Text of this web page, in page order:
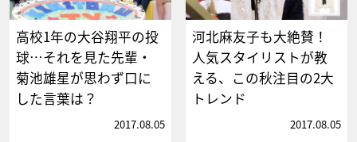
高校1年の大谷翔平の投
球…それを見た先輩・
菊池雄星が思わず口に
した言葉は？
2017.08.05
河北麻友子も大絶賛！
人気スタイリストが教
える、この秋注目の2大
トレンド
2017.08.05